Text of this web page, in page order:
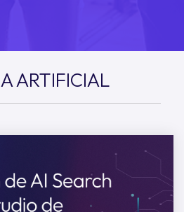
ARTIFICIAL